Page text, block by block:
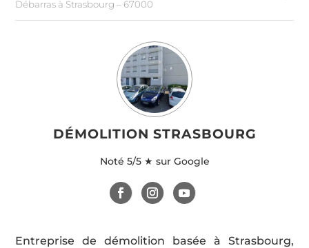
Débarras à Strasbourg – 67000
DÉMOLITION STRASBOURG
Noté 5/5 ★ sur Google
Entreprise de démolition basée à Strasbourg,